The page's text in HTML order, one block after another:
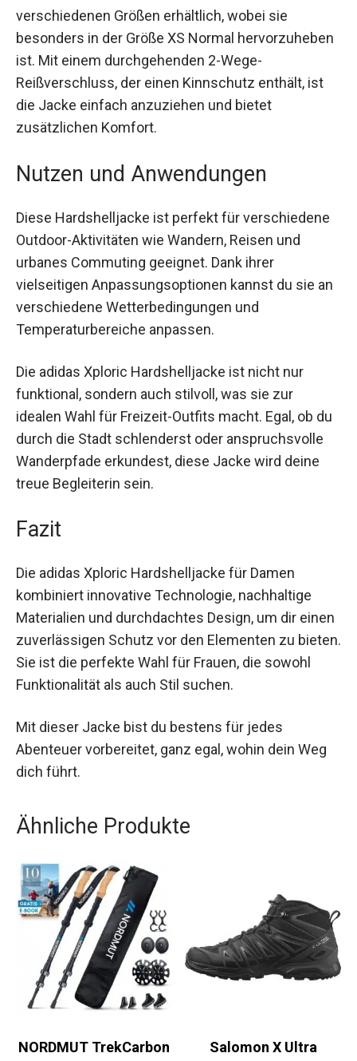
in verschiedenen Größen erhältlich, wobei sie
besonders in der Größe XS Normal
hervorzuheben ist. Mit einem durchgehenden 2-
Wege-Reißverschluss, der einen Kinnschutz
enthält, ist die Jacke einfach anzuziehen und
bietet zusätzlichen Komfort.
Nutzen und Anwendungen
Diese Hardshelljacke ist perfekt für
verschiedene Outdoor-Aktivitäten wie Wandern,
Reisen und urbanes Commuting geeignet. Dank
ihrer vielseitigen Anpassungsoptionen kannst du
sie an verschiedene Wetterbedingungen und
Temperaturbereiche anpassen.
Die adidas Xploric Hardshelljacke ist nicht nur
funktional, sondern auch stilvoll, was sie zur
idealen Wahl für Freizeit-Outfits macht. Egal, ob
du durch die Stadt schlenderst oder
anspruchsvolle Wanderpfade erkundest, diese
Jacke wird deine treue Begleiterin sein.
Fazit
Die adidas Xploric Hardshelljacke für Damen
kombiniert innovative Technologie, nachhaltige
Materialien und durchdachtes Design, um dir
einen zuverlässigen Schutz vor den Elementen
zu bieten. Sie ist die perfekte Wahl für Frauen, die
sowohl Funktionalität als auch Stil suchen.
Mit dieser Jacke bist du bestens für jedes
Abenteuer vorbereitet, ganz egal, wohin dein Weg
dich führt.
Ähnliche Produkte
NORDMUT
Salomon X Ultra